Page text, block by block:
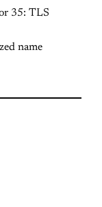
35: TLS
name